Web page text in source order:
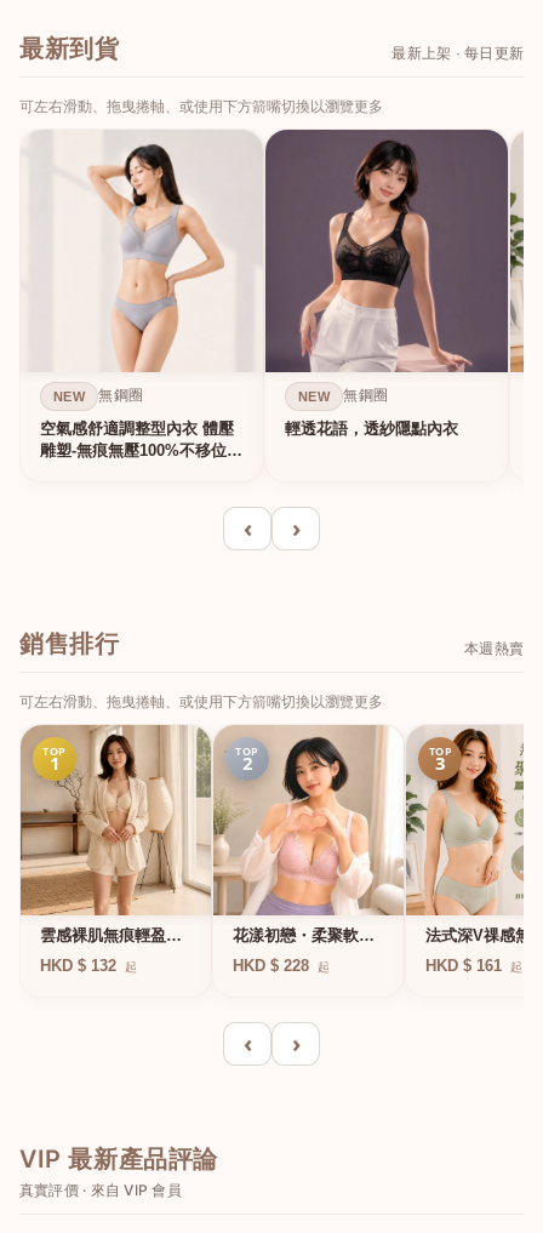
最新到貨 最新上架 · 每日更新
可左右滑動、拖曳捲軸、或使用下方箭嘴切換以瀏覽更多
NEW 無鋼圈
空氣感舒適調整型內衣 體壓
雕塑-無痕無壓100%不移位的
NEW 無鋼圈
輕透花語，透紗隱點內衣
‹ ›
銷售排行 本週熱賣
可左右滑動、拖曳捲軸、或使用下方箭嘴切換以瀏覽更多
TOP
1
雲感裸肌無痕輕盈無
鋼圈內衣
HKD $ 132 起
TOP
2
花漾初戀・柔聚軟鋼
圈蕾絲內衣
HKD $ 228 起
TOP
3
法式深V祼感無
凍軟支撐條無鋼
HKD $ 161 起
‹ ›
VIP 最新產品評論
真實評價 · 來自 VIP 會員